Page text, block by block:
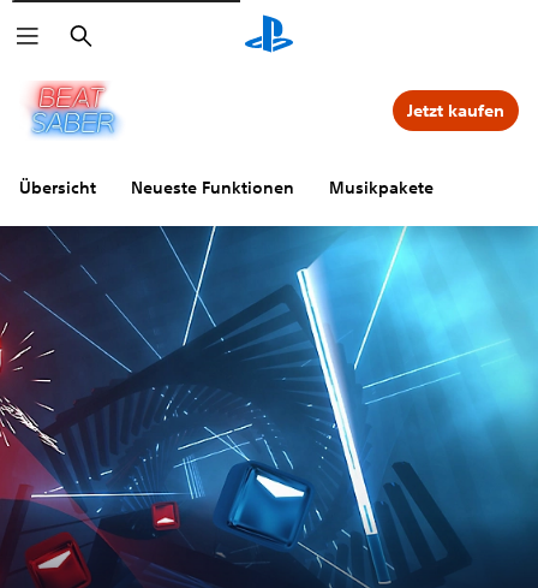
Suchen
Übersicht Neueste Funktionen Musikpakete
Jetzt kaufen